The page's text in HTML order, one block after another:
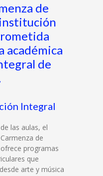
de
institución
académica
de
Integral
las aulas, el
de
programas
que
arte y música